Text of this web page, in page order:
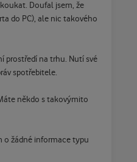
Doufal jsem, že
do PC), ale nic takového
prostředí na trhu. Nutí své
spotřebitele.
někdo s takovýmito
o žádné informace typu